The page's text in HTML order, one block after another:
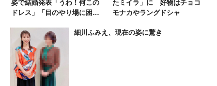
姿で結婚発表「うわ！何この
ドレス」「目のやり場に困
たミイラ」に 好物はチョコ
モナカやラングドシャ
細川ふみえ、現在の姿に驚き